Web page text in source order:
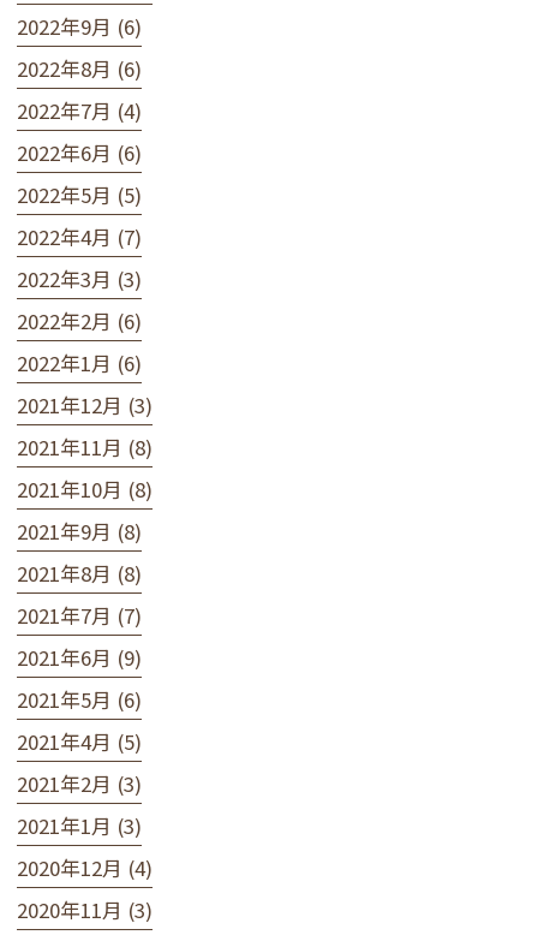
2022年9月 (6)
2022年8月 (6)
2022年7月 (4)
2022年6月 (6)
2022年5月 (5)
2022年4月 (7)
2022年3月 (3)
2022年2月 (6)
2022年1月 (6)
2021年12月 (3)
2021年11月 (8)
2021年10月 (8)
2021年9月 (8)
2021年8月 (8)
2021年7月 (7)
2021年6月 (9)
2021年5月 (6)
2021年4月 (5)
2021年2月 (3)
2021年1月 (3)
2020年12月 (4)
2020年11月 (3)